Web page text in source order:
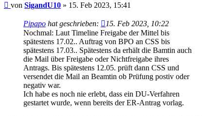
Beitrag
von SigandU10 » 15. Feb 2023, 15:41
Pipapo hat geschrieben:
15. Feb 2023, 10:22
Nochmal: Laut Timeline Freigabe der Mittel bis
spätestens 17.02.. Auftrag von BPO an CSS bis
spätestens 17.03.. Spätestens da erhält die Bamtin auch
die Mail über Freigabe oder Nichtfreigabe ihres
Antrags. Bis spätestens 12.05. prüft dann CSS und
versendet die Mail an Beamtin ob Prüfung postiv oder
negativ war.
Ich habe es noch nie erlebt, dass ein DU-Verfahren
gestartet wurde, wenn bereits der ER-Antrag vorlag.